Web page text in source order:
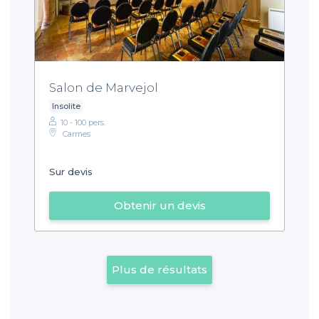
Salon de Marvejol
Insolite
10 - 100 pers.
Carmes
Sur devis
Obtenir un devis
Plus de résultats